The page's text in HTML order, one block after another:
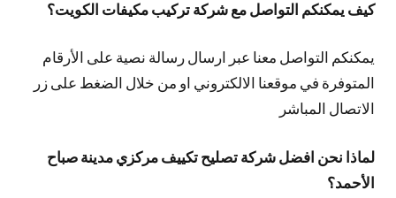
كيف يمكنكم التواصل مع شركة تركيب مكيفات الكويت؟
يمكنكم التواصل معنا عبر ارسال رسالة نصية على الأرقام
المتوفرة في موقعنا الالكتروني او من خلال الضغط على زر
الاتصال المباشر
لماذا نحن افضل شركة تصليح تكييف مركزي مدينة صباح
الأحمد؟